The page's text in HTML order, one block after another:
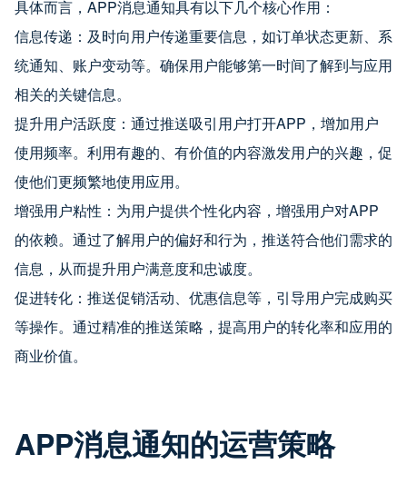
具体而言，APP消息通知具有以下几个核心作用：
信息传递：及时向用户传递重要信息，如订单状态更新、系
统通知、账户变动等。确保用户能够第一时间了解到与应用
相关的关键信息。
提升用户活跃度：通过推送吸引用户打开APP，增加用户
使用频率。利用有趣的、有价值的内容激发用户的兴趣，促
使他们更频繁地使用应用。
增强用户粘性：为用户提供个性化内容，增强用户对APP
的依赖。通过了解用户的偏好和行为，推送符合他们需求的
信息，从而提升用户满意度和忠诚度。
促进转化：推送促销活动、优惠信息等，引导用户完成购买
等操作。通过精准的推送策略，提高用户的转化率和应用的
商业价值。
APP消息通知的运营策略